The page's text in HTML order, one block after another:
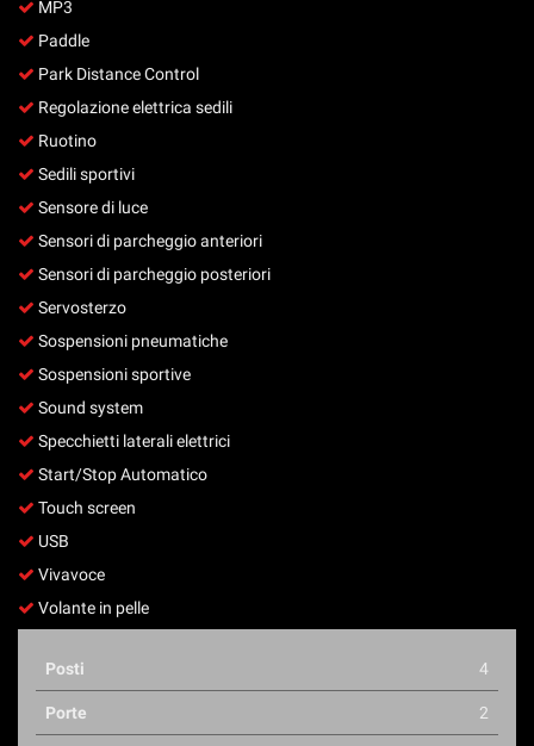
MP3
Paddle
Park Distance Control
Regolazione elettrica sedili
Ruotino
Sedili sportivi
Sensore di luce
Sensori di parcheggio anteriori
Sensori di parcheggio posteriori
Servosterzo
Sospensioni pneumatiche
Sospensioni sportive
Sound system
Specchietti laterali elettrici
Start/Stop Automatico
Touch screen
USB
Vivavoce
Volante in pelle
Posti 4
Porte 2